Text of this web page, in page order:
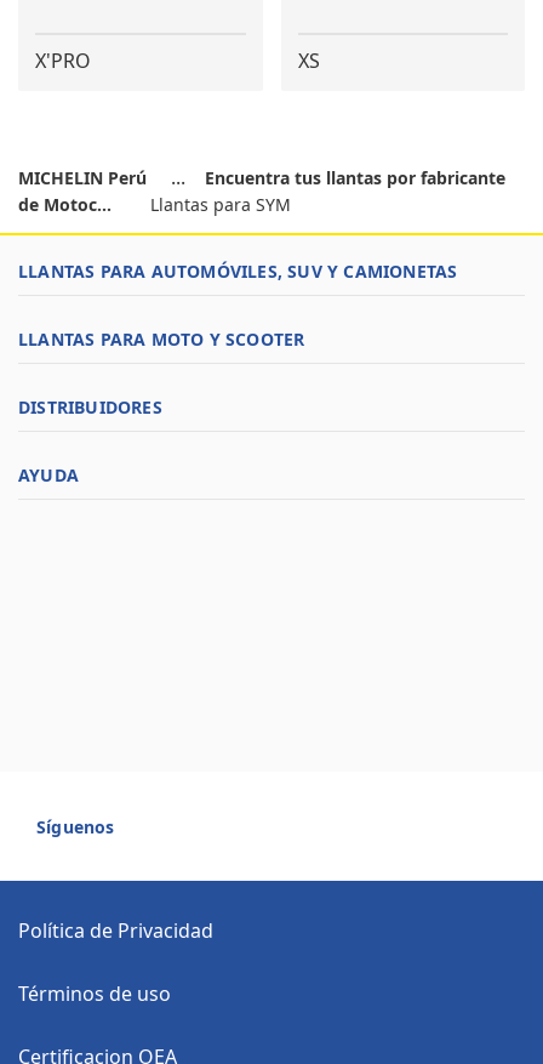
X'PRO XS
MICHELIN Perú
Encuentra tus llantas por fabricante
de Motoc...
Llantas para SYM
LLANTAS PARA AUTOMÓVILES, SUV Y CAMIONETAS
LLANTAS PARA MOTO Y SCOOTER
DISTRIBUIDORES
AYUDA
Síguenos
Política de Privacidad
Términos de uso
Certificacion OEA